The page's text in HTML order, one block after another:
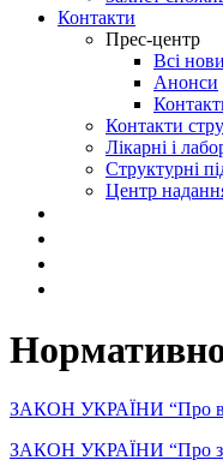
Контакти
Прес-центр
Всі
Анонси
Контакти
Лікарні і
Структурні
Центр
ЗАКОН УКРАЇНИ “Про
ЗАКОН УКРАЇНИ “Про